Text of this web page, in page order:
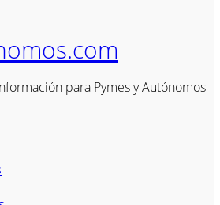
para Pymes y Autónomos